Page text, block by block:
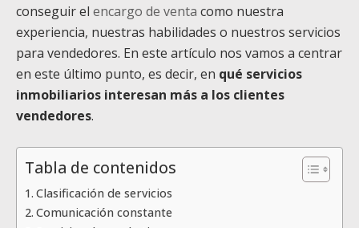
conseguir el encargo de venta como nuestra
experiencia, nuestras habilidades o nuestros servicios
para vendedores. En este artículo nos vamos a centrar
en este último punto, es decir, en qué servicios
inmobiliarios interesan más a los clientes
vendedores.
Tabla de contenidos
Clasificación de servicios
Comunicación constante